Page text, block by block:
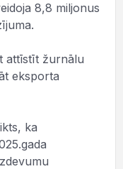
8,8 miljonus
attīstīt žurnālu
eksporta
ka